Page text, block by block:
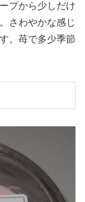
プから少しだけ
さわやかな感じ
。苺で多少季節